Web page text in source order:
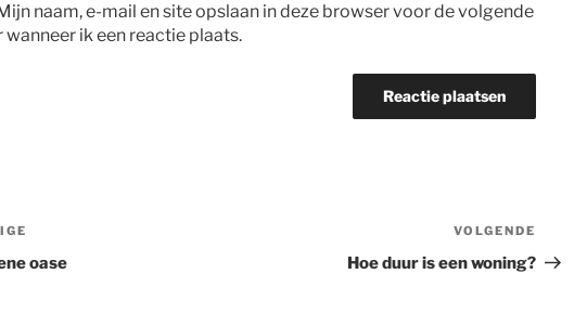
naam, e-mail en site opslaan in deze browser voor de volgende
wanneer ik een reactie plaats.
oase
bericht
VOLGENDE
Hoe duur is een woning?